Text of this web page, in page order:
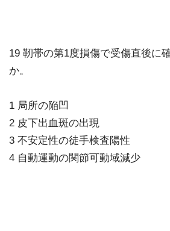
19 靭帯の第1度損傷で受傷直後に
か。
1 局所の陥凹
2 皮下出血斑の出現
3 不安定性の徒手検査陽性
4 自動運動の関節可動域減少